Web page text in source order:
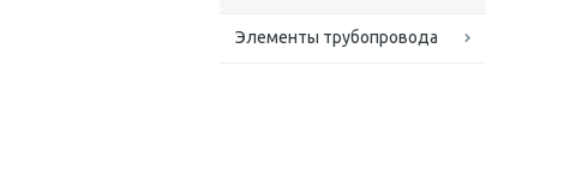
Элементы трубопровода